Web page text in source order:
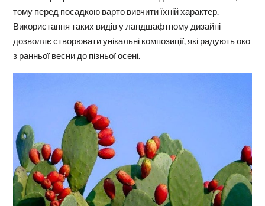
тому перед посадкою варто вивчити їхній характер.
Використання таких видів у ландшафтному дизайні
дозволяє створювати унікальні композиції, які радують око
з ранньої весни до пізньої осені.